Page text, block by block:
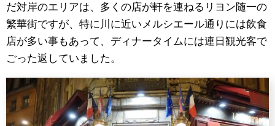
だ対岸のエリアは、多くの店が軒を連ねるリヨン随一の
繁華街ですが、特に川に近いメルシエール通りには飲食
店が多い事もあって、ディナータイムには連日観光客で
ごった返していました。